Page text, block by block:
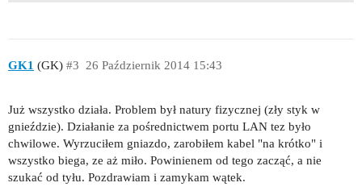
GK1 (GK) 26 Październik 2014 15:43
#3
Już wszystko działa. Problem był natury fizycznej (zły styk w
gnieździe). Działanie za pośrednictwem portu LAN tez było
chwilowe. Wyrzuciłem gniazdo, zarobiłem kabel "na krótko" i
wszystko biega, ze aż miło. Powinienem od tego zacząć, a nie
szukać od tyłu. Pozdrawiam i zamykam wątek.